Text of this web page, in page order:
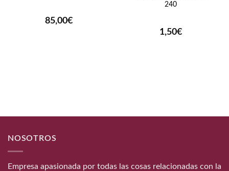
85,00€
240
1,50€
NOSOTROS
Empresa apasionada por todas las cosas relacionadas con la